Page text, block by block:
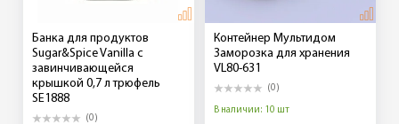
Банка для продуктов
Sugar&Spice Vanilla с
завинчивающейся
крышкой 0,7 л трюфель
SE1888
(0)
Контейнер Мультидом
Заморозка для хранения
VL80-631
(0)
В наличии: 10 шт